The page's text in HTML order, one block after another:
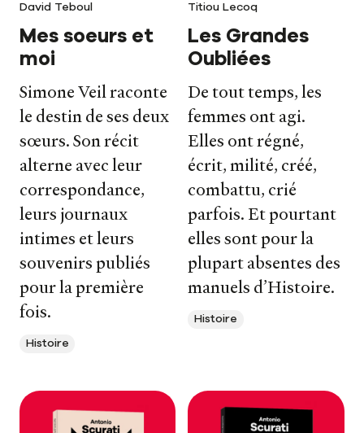
David Teboul
Mes soeurs et
moi
Simone Veil raconte
le destin de ses deux
sœurs. Son récit
alterne avec leur
correspondance,
leurs journaux
intimes et leurs
souvenirs publiés
pour la première
fois.
Histoire
Titiou Lecoq
Les Grandes
Oubliées
De tout temps, les
femmes ont agi.
Elles ont régné,
écrit, milité, créé,
combattu, crié
parfois. Et pourtant
elles sont pour la
plupart absentes des
manuels d’Histoire.
Histoire